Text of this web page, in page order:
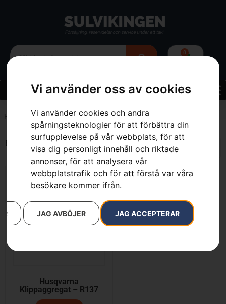
Vi använder oss av cookies
Vi använder cookies och andra
spårningsteknologier för att förbättra din
surfupplevelse på vår webbplats, för att
visa dig personligt innehåll och riktade
annonser, för att analysera vår
webbplatstrafik och för att förstå var våra
besökare kommer ifrån.
JAG ACCEPTERAR
JAG AVBÖJER
0
Hem 7333377041264
Endast ett sökresultat
Husqvarna
Klippaggregat – R137